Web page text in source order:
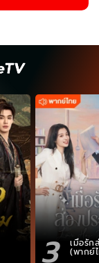
3 เมื่อรัก
(พากย์